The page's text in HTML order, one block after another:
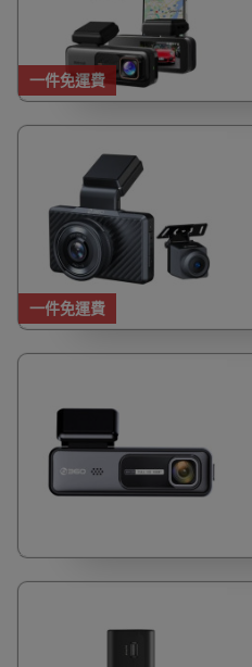
一件免運費
一件免運費